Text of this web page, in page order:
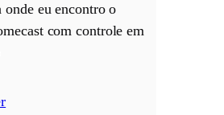
onde eu encontro o
com controle em